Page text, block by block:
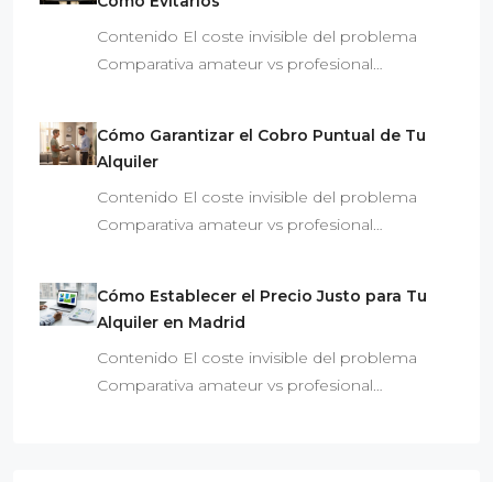
Contenido El coste invisible del problema
Comparativa amateur vs profesional…
Cómo Garantizar el Cobro Puntual de Tu
Alquiler
Contenido El coste invisible del problema
Comparativa amateur vs profesional…
Cómo Establecer el Precio Justo para Tu
Alquiler en Madrid
Contenido El coste invisible del problema
Comparativa amateur vs profesional…